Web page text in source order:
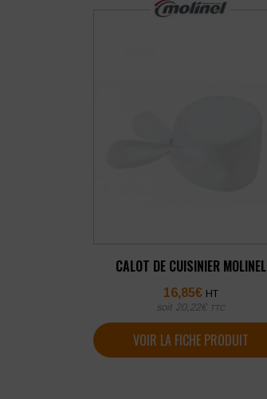
CALOT DE CUISINIER MOLINEL
16,85€ HT
soit 20,22€ TTC
VOIR LA FICHE PRODUIT